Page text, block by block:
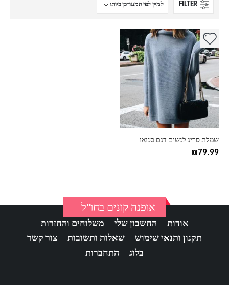
FILTER
שמלת סריג לנשים דגם סנואו
₪79.99
למוצר
יש
סוגים.
ניתן
לבחור
את
האפשרויות
בעמוד
אופנה קונים בחו"ל
אודות החשבון שלי
משלוחים והחזרות
תקנון ותנאי שימוש
שאלות ותשובות
צור קשר
בלוג
התחברות